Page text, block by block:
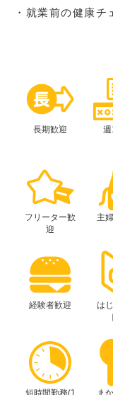
・就業前の健康
長期歓迎
週
フリーター歓
迎
主
経験者歓迎
は
短時間勤務(1
ま